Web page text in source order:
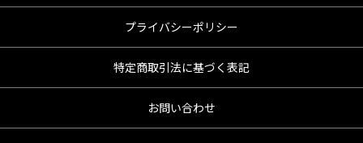
プライバシーポリシー
特定商取引法に基づく表記
お問い合わせ